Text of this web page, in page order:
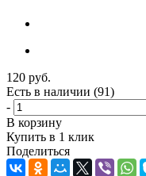
120 руб.
Есть в наличии (91)
-
В корзину
Купить в 1 клик
Поделиться